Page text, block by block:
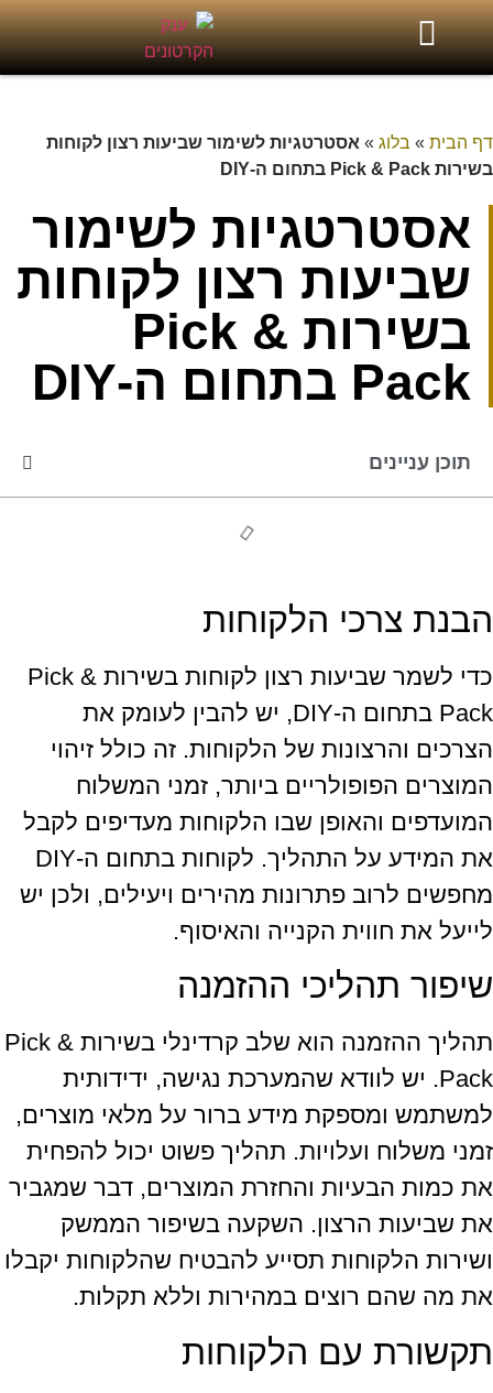
דף הבית » בלוג » אסטרטגיות לשימור שביעות רצון לקוחות
בשירות Pick & Pack בתחום ה-DIY
אסטרטגיות לשימור
שביעות רצון לקוחות
בשירות Pick &
Pack בתחום ה-DIY
תוכן עניינים
הבנת צרכי הלקוחות
כדי לשמר שביעות רצון לקוחות בשירות Pick &
Pack בתחום ה-DIY, יש להבין לעומק את
הצרכים והרצונות של הלקוחות. זה כולל זיהוי
המוצרים הפופולריים ביותר, זמני המשלוח
המועדפים והאופן שבו הלקוחות מעדיפים לקבל
את המידע על התהליך. לקוחות בתחום ה-DIY
מחפשים לרוב פתרונות מהירים ויעילים, ולכן יש
לייעל את חווית הקנייה והאיסוף.
שיפור תהליכי ההזמנה
תהליך ההזמנה הוא שלב קרדינלי בשירות Pick &
Pack. יש לוודא שהמערכת נגישה, ידידותית
למשתמש ומספקת מידע ברור על מלאי מוצרים,
זמני משלוח ועלויות. תהליך פשוט יכול להפחית
את כמות הבעיות והחזרת המוצרים, דבר שמגביר
את שביעות הרצון. השקעה בשיפור הממשק
ושירות הלקוחות תסייע להבטיח שהלקוחות יקבלו
את מה שהם רוצים במהירות וללא תקלות.
תקשורת עם הלקוחות